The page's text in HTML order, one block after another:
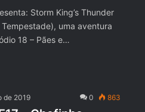
Storm King’s Thunder
uma aventura
18 – Pães e…
de 2019 0 863